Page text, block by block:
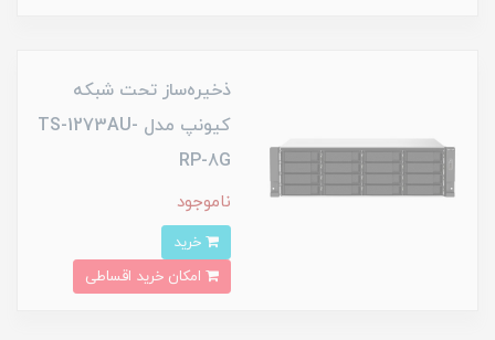
ذخیره‌ساز تحت شبکه
کیونپ مدل TS-1273AU-
RP-8G
ناموجود